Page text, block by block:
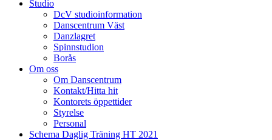
Studio
DcV studioinformation
Danscentrum Väst
Danzlagret
Spinnstudion
Borås
Om oss
Om Danscentrum
Kontakt/Hitta hit
Kontorets öppettider
Styrelse
Personal
Schema Daglig Träning HT 2021